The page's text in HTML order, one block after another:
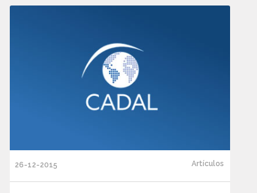
26-12-2015 Artículos